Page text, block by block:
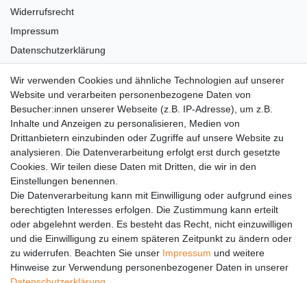
Widerrufsrecht
Impressum
Datenschutzerklärung
Barrierefreiheit
Anleitungen
Vertrag widerrufen
PARTNER
DHL
GLS
PaketPLUS
Wir verwenden Cookies und ähnliche Technologien auf unserer
Website und verarbeiten personenbezogene Daten von
Besucher:innen unserer Webseite (z.B. IP-Adresse), um z.B.
Inhalte und Anzeigen zu personalisieren, Medien von
Drittanbietern einzubinden oder Zugriffe auf unsere Website zu
analysieren. Die Datenverarbeitung erfolgt erst durch gesetzte
Cookies. Wir teilen diese Daten mit Dritten, die wir in den
Einstellungen benennen.
Die Datenverarbeitung kann mit Einwilligung oder aufgrund eines
berechtigten Interesses erfolgen. Die Zustimmung kann erteilt
oder abgelehnt werden. Es besteht das Recht, nicht einzuwilligen
und die Einwilligung zu einem späteren Zeitpunkt zu ändern oder
zu widerrufen. Beachten Sie unser Impressum und weitere
Hinweise zur Verwendung personenbezogener Daten in unserer